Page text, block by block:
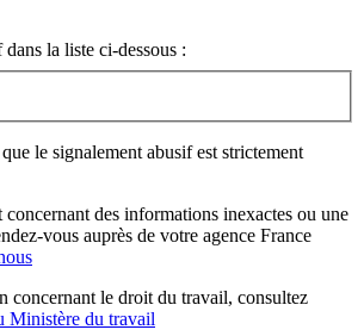
la liste ci-dessous :
le signalement abusif est strictement
des informations inexactes ou une
vous auprès de votre agence France
concernant le droit du travail, consultez
Ministère du travail